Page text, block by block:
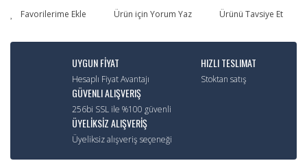
Ürün için Yorum Yaz Ürünü Tavsiye Et
UYGUN FİYAT
Hesaplı Fiyat Avantajı
HIZLI TESLIMAT
Stoktan satış
GÜVENLI ALIŞVERIŞ
256bi SSL ile %100 güvenli
ÜYELİKSİZ ALIŞVERİŞ
Üyeliksiz alışveriş seçeneği